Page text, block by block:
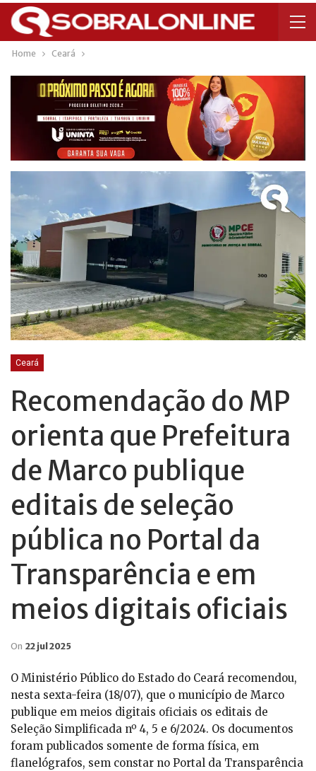
Home Ceará
Ceará
Recomendação do MP
orienta que Prefeitura
de Marco publique
editais de seleção
pública no Portal da
Transparência e em
meios digitais oficiais
On 22 jul 2025
O Ministério Público do Estado do Ceará recomendou,
nesta sexta-feira (18/07), que o município de Marco
publique em meios digitais oficiais os editais de
Seleção Simplificada nº 4, 5 e 6/2024. Os documentos
foram publicados somente de forma física, em
flanelógrafos, sem constar no Portal da Transparência